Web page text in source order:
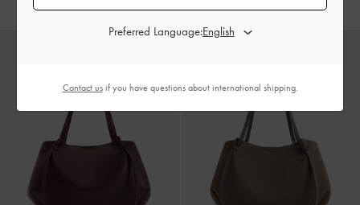
Preferred Language:
Contact usif you have questions about international shipping.